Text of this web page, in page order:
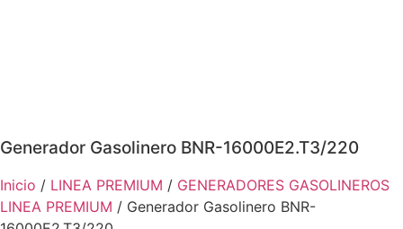
Generador Gasolinero BNR-16000E2.T3/220
Inicio / LINEA PREMIUM / GENERADORES GASOLINEROS
LINEA PREMIUM / Generador Gasolinero BNR-